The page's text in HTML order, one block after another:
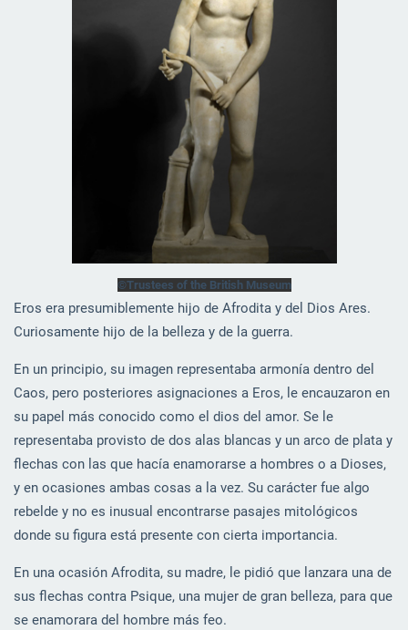
©Trustees of the British Museum
Eros era presumiblemente hijo de Afrodita y del Dios Ares.
Curiosamente hijo de la belleza y de la guerra.
En un principio, su imagen representaba armonía dentro del
Caos, pero posteriores asignaciones a Eros, le encauzaron en
su papel más conocido como el dios del amor. Se le
representaba provisto de dos alas blancas y un arco de plata y
flechas con las que hacía enamorarse a hombres o a Dioses,
y en ocasiones ambas cosas a la vez. Su carácter fue algo
rebelde y no es inusual encontrarse pasajes mitológicos
donde su figura está presente con cierta importancia.
En una ocasión Afrodita, su madre, le pidió que lanzara una de
sus flechas contra Psique, una mujer de gran belleza, para que
se enamorara del hombre más feo.